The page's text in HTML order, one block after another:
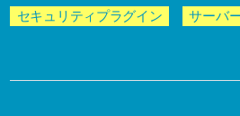
セキュリティプラグイン サーバ